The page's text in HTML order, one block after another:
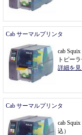
Cab サーマルプリンタ
cab
トピー
詳細を
Cab サーマルプリンタ
cab
込 ）